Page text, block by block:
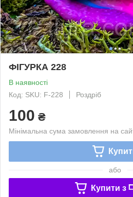
ФІГУРКА 228
В наявності
Код: SKU: F-228
Роздріб
100 ₴
Мінімальна сума замовлення на
або
Купити з